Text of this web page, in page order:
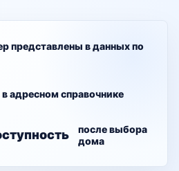
представлены в данных по
адресном справочнике
после выбора
дома